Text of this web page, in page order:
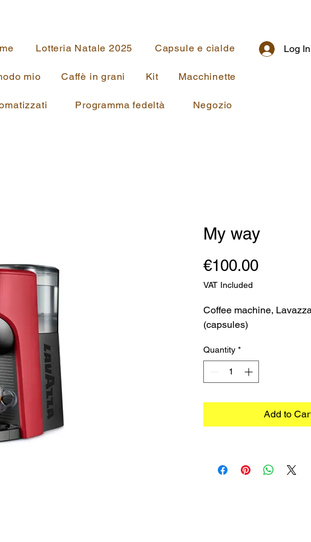
Lotteria Natale 2025 Capsule e cialde
mio Caffè in grani Kit Macchinette
Programma fedeltà Negozio
Log In
My way
€100.00Price
VAT Included
Coffee machine,
(capsules)
Quantity *
Add to